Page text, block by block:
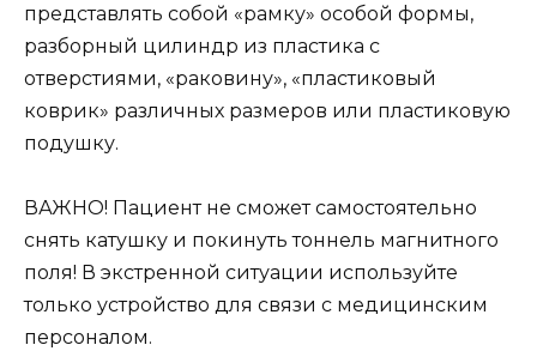
представлять собой «рамку» особой формы,
разборный цилиндр из пластика с
отверстиями, «раковину», «пластиковый
коврик» различных размеров или пластиковую
подушку.
ВАЖНО! Пациент не сможет самостоятельно
снять катушку и покинуть тоннель магнитного
поля! В экстренной ситуации используйте
только устройство для связи с медицинским
персоналом.